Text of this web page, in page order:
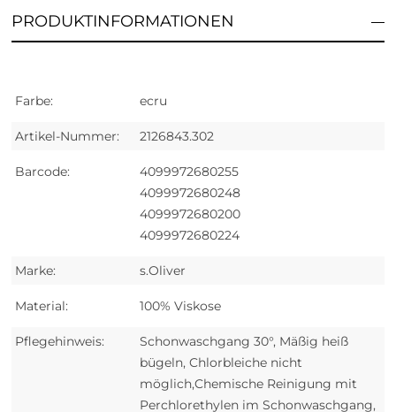
PRODUKTINFORMATIONEN
Farbe: ecru
Artikel-Nummer: 2126843.302
Barcode:
4099972680255
4099972680248
4099972680200
4099972680224
Marke: s.Oliver
Material: 100% Viskose
Pflegehinweis:
Schonwaschgang 30°, Mäßig heiß
bügeln, Chlorbleiche nicht
möglich,Chemische Reinigung mit
Perchlorethylen im Schonwaschgang,